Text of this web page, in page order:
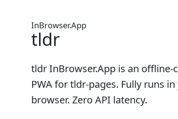
InBrowser.App
tldr
tldr InBrowser.App is an offline-
PWA for tldr-pages. Fully runs
browser. Zero API latency.